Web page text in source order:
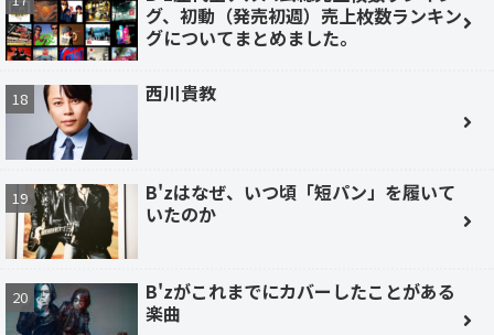
グ、初動（発売初週）売上枚数ランキン
グについてまとめました。
西川貴教
B'zはなぜ、いつ頃「短パン」を履いて
いたのか
B'zがこれまでにカバーしたことがある
楽曲